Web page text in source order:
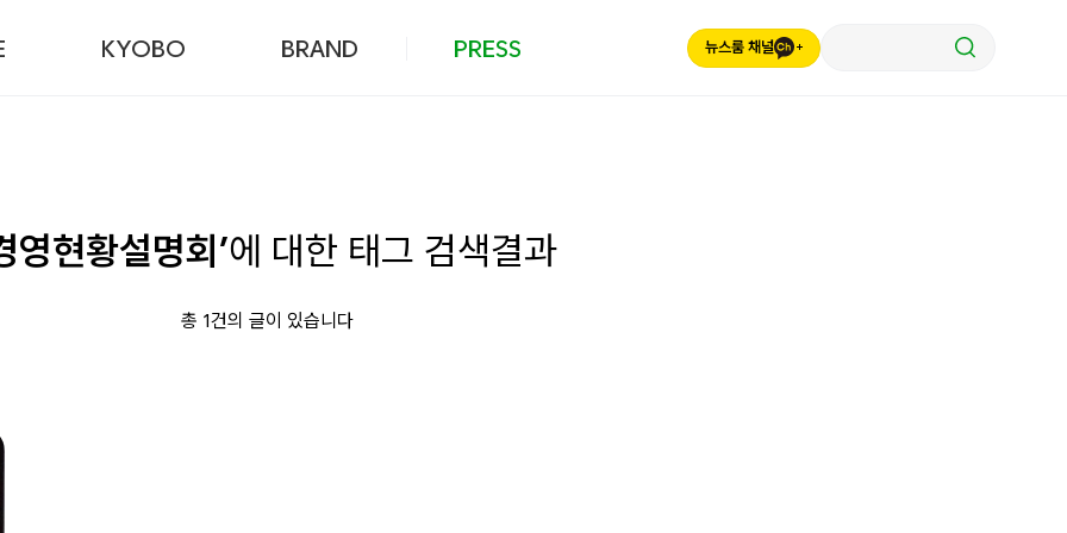
KYOBO BRAND PRESS 뉴스룸 채널
영현황설명회’에 대한 태그 검색결과
총 1건의 글이 있습니다